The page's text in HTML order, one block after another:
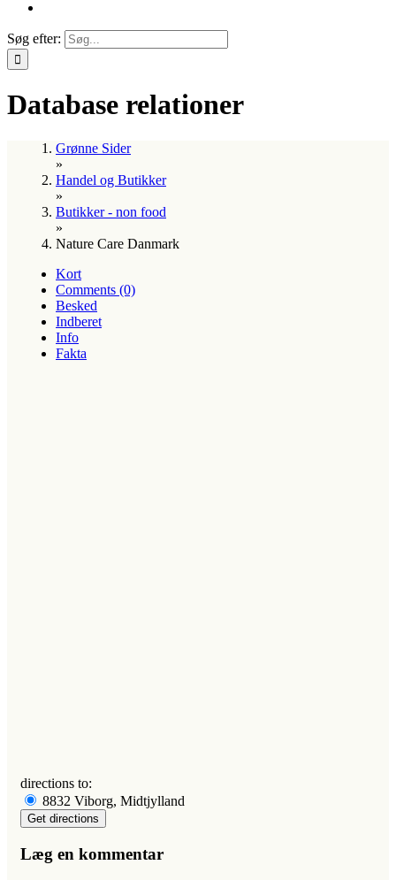
Søg efter:
Database relationer
Grønne Sider
»
Handel og Butikker
»
Butikker - non food
»
Nature Care Danmark
Kort
Comments (0)
Besked
Indberet
Info
Fakta
directions to:
8832 Viborg, Midtjylland
Læg en kommentar